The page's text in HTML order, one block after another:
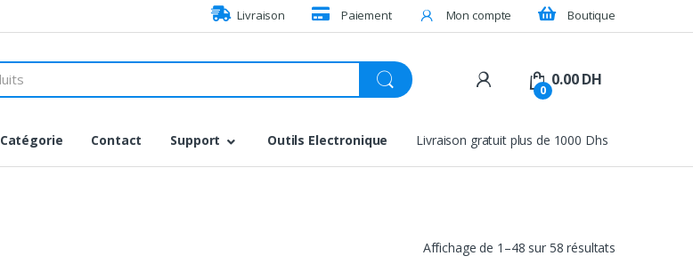
Livraison Paiement Mon compte Boutique
0
0.00DH
Catégorie Contact Support Outils Electronique Livraison gratuit plus de 1000 Dhs
Affichage de 1–48 sur 58 résultats